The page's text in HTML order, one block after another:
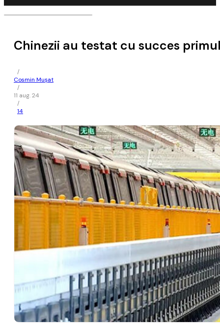
Chinezii au testat cu succes
/
Cosmin Mușat
/
11 aug. 24
/
14